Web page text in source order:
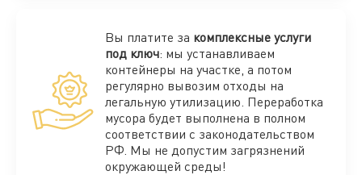
Вы платите за комплексные услуги
под ключ: мы устанавливаем
контейнеры на участке, а потом
регулярно вывозим отходы на
легальную утилизацию. Переработка
мусора будет выполнена в полном
соответствии с законодательством
РФ. Мы не допустим загрязнений
окружающей среды!